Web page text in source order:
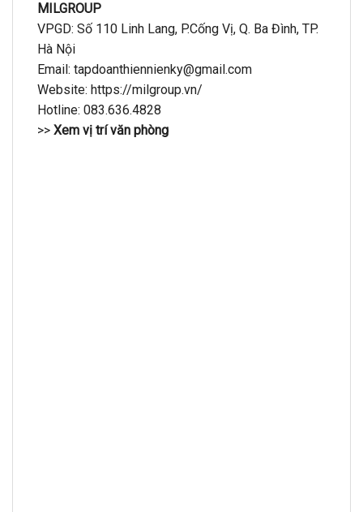
MILGROUP
VPGD: Số 110 Linh Lang, P.Cống Vị, Q. Ba Đình, TP.
Hà Nội
Email: tapdoanthiennienky@gmail.com
Website: https://milgroup.vn/
Hotline: 083.636.4828
>> Xem vị trí văn phòng